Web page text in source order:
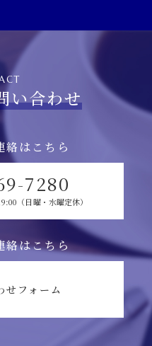
い合わせ
絡はこちら
7280
（日曜・水曜定休）
絡はこちら
せフォーム